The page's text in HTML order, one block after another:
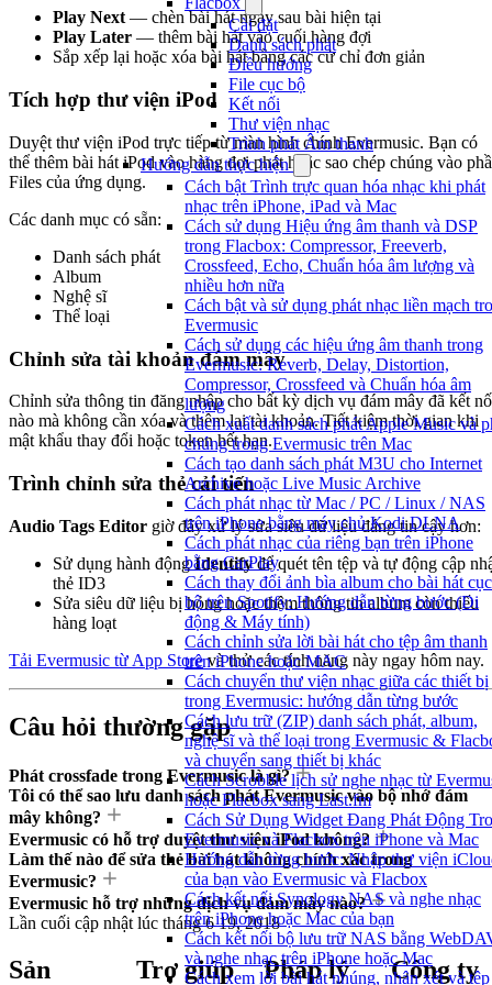
Cài đặt
Danh sách phát
Điều hướng
File cục bộ
Kết nối
Thư viện nhạc
Trình phát Âm thanh
Hướng dẫn thực hiện
Cách bật Trình trực quan hóa nhạc khi phát
nhạc trên iPhone, iPad và Mac
Cách sử dụng Hiệu ứng âm thanh và DSP
trong Flacbox: Compressor, Freeverb,
Crossfeed, Echo, Chuẩn hóa âm lượng và
nhiều hơn nữa
Cách bật và sử dụng phát nhạc liền mạch
Evermusic
Cách sử dụng các hiệu ứng âm thanh trong
Evermusic: Reverb, Delay, Distortion,
Compressor, Crossfeed và Chuẩn hóa âm
lượng
Cách xuất danh sách phát Apple Music và
chúng trong Evermusic trên Mac
Cách tạo danh sách phát M3U cho Internet
Archive hoặc Live Music Archive
Cách phát nhạc từ Mac / PC / Linux / NAS
trên iPhone bằng máy chủ Kodi DLNA
Cách phát nhạc của riêng bạn trên iPhone
bằng CarPlay
Cách thay đổi ảnh bìa album cho bài hát cục
bộ trên Spotify: Hướng dẫn từng bước (Di
động & Máy tính)
Cách chỉnh sửa lời bài hát cho tệp âm thanh
trên iPhone hoặc MAC
Cách chuyển thư viện nhạc giữa các thiết bị
trong Evermusic: hướng dẫn từng bước
Cách lưu trữ (ZIP) danh sách phát, album,
nghệ sĩ và thể loại trong Evermusic &
và chuyển sang thiết bị khác
Cách Scrobble lịch sử nghe nhạc từ
hoặc Flacbox sang Last.fm
Cách Sử Dụng Widget Đang Phát Động
Evermusic và Flacbox trên iPhone và Mac
Hướng dẫn từng bước: Nhập thư viện
của bạn vào Evermusic và Flacbox
Cách kết nối Synology NAS và nghe nhạc
trên iPhone hoặc Mac của bạn
Cách kết nối bộ lưu trữ NAS bằng
và nghe nhạc trên iPhone hoặc Mac
Cách xem lời bài hát nhúng, nhận xét và tệp
Play Next— chèn bài hát ngay sau bài hiện tại
Play Later — thêm bài hát vào cuối hàng đợi
Sắp xếp lại hoặc xóa bài hát bằng các cử chỉ đơn giản
Tích hợp thư viện iPod
Duyệt thư viện iPod trực tiếp từ màn hình chính Evermusic. Bạn có
thể thêm bài hát iPod vào hàng đợi phát hoặc sao chép chúng vào
Files của ứng dụng.
Các danh mục có sẵn:
Danh sách phát
Album
Nghệ sĩ
Thể loại
Chỉnh sửa tài khoản đám mây
Chỉnh sửa thông tin đăng nhập cho bất kỳ dịch vụ đám mây đã kết
nào mà không cần xóa và thêm lại tài khoản. Tiết kiệm thời gian khi
mật khẩu thay đổi hoặc token hết hạn.
Trình chỉnh sửa thẻ cải tiến
Audio Tags Editor giờ đây xử lý sửa siêu dữ liệu đáng tin cậy hơn:
Sử dụng hành độngIdentifyđể quét tên tệp và tự động cập
thẻ ID3
Sửa siêu dữ liệu bị hỏng hoặc thêm thông tin album còn thiếu
hàng loạt
Tải Evermusic từ App Storevà thử các tính năng này ngay hôm nay.
Câu hỏi thường gặp
Phát crossfade trong Evermusic là gì?
Tôi có thể sao lưu danh sách phát Evermusic vào bộ nhớ đám
mây không?
Evermusic có hỗ trợ duyệt thư viện iPod không?
Làm thế nào để sửa thẻ bài hát không chính xác trong
Evermusic?
Evermusic hỗ trợ những dịch vụ đám mây nào?
Lần cuối cập nhật lúc tháng 6 19, 2018
Sản
Trợ giúp Pháp lý Công ty